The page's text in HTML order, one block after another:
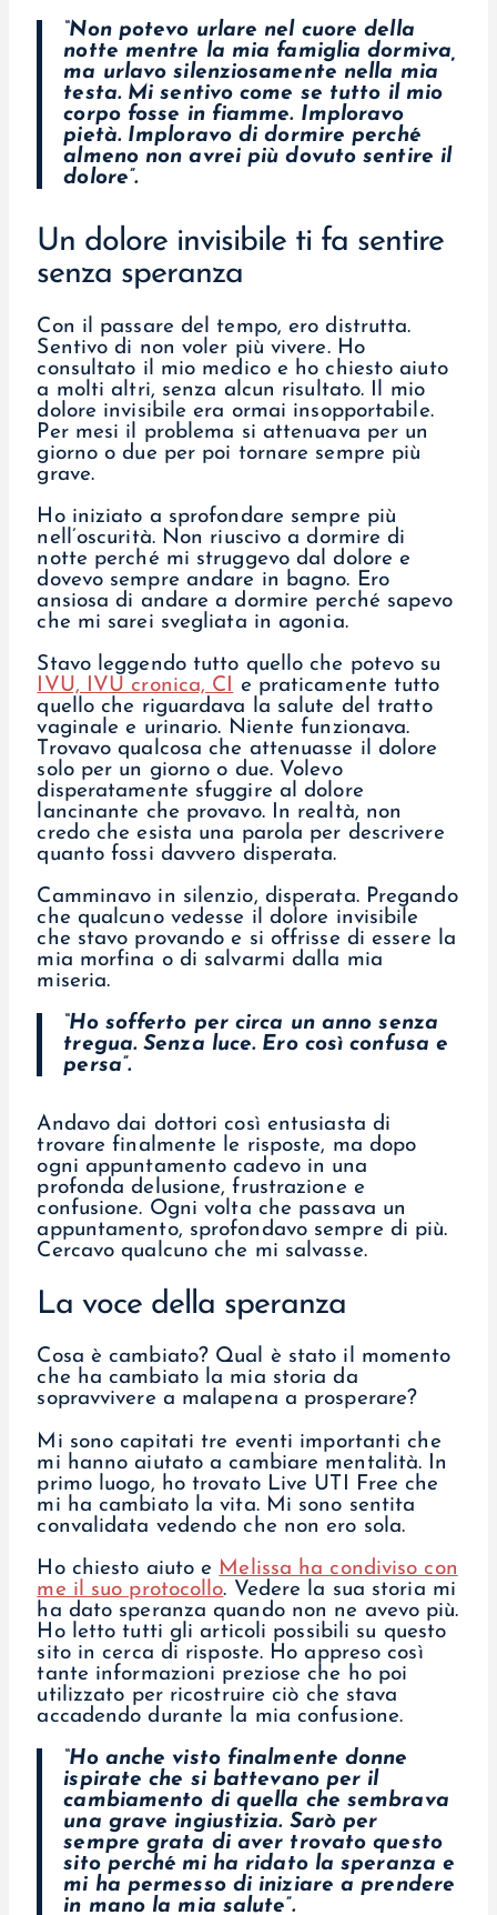
“Non potevo urlare nel cuore della
notte mentre la mia famiglia dormiva,
ma urlavo silenziosamente nella mia
testa. Mi sentivo come se tutto il mio
corpo fosse in fiamme. Imploravo
pietà. Imploravo di dormire perché
almeno non avrei più dovuto sentire il
dolore”.
Un dolore invisibile ti fa sentire
senza speranza
Con il passare del tempo, ero distrutta.
Sentivo di non voler più vivere. Ho
consultato il mio medico e ho chiesto aiuto
a molti altri, senza alcun risultato. Il mio
dolore invisibile era ormai insopportabile.
Per mesi il problema si attenuava per un
giorno o due per poi tornare sempre più
grave.
Ho iniziato a sprofondare sempre più
nell’oscurità. Non riuscivo a dormire di
notte perché mi struggevo dal dolore e
dovevo sempre andare in bagno. Ero
ansiosa di andare a dormire perché sapevo
che mi sarei svegliata in agonia.
Stavo leggendo tutto quello che potevo su
IVU, IVU cronica, CI e praticamente tutto
quello che riguardava la salute del tratto
vaginale e urinario. Niente funzionava.
Trovavo qualcosa che attenuasse il dolore
solo per un giorno o due. Volevo
disperatamente sfuggire al dolore
lancinante che provavo. In realtà, non
credo che esista una parola per descrivere
quanto fossi davvero disperata.
Camminavo in silenzio, disperata. Pregando
che qualcuno vedesse il dolore invisibile
che stavo provando e si offrisse di essere la
mia morfina o di salvarmi dalla mia
miseria.
“Ho sofferto per circa un anno senza
tregua. Senza luce. Ero così confusa e
persa”.
Andavo dai dottori così entusiasta di
trovare finalmente le risposte, ma dopo
ogni appuntamento cadevo in una
profonda delusione, frustrazione e
confusione. Ogni volta che passava un
appuntamento, sprofondavo sempre di più.
Cercavo qualcuno che mi salvasse.
La voce della speranza
Cosa è cambiato? Qual è stato il momento
che ha cambiato la mia storia da
sopravvivere a malapena a prosperare?
Mi sono capitati tre eventi importanti che
mi hanno aiutato a cambiare mentalità. In
primo luogo, ho trovato Live UTI Free che
mi ha cambiato la vita. Mi sono sentita
convalidata vedendo che non ero sola.
Ho chiesto aiuto e Melissa ha condiviso con
me il suo protocollo. Vedere la sua storia mi
ha dato speranza quando non ne avevo più.
Ho letto tutti gli articoli possibili su questo
sito in cerca di risposte. Ho appreso così
tante informazioni preziose che ho poi
utilizzato per ricostruire ciò che stava
accadendo durante la mia confusione.
“Ho anche visto finalmente donne
ispirate che si battevano per il
cambiamento di quella che sembrava
una grave ingiustizia. Sarò per
sempre grata di aver trovato questo
sito perché mi ha ridato la speranza e
mi ha permesso di iniziare a prendere
in mano la mia salute”.